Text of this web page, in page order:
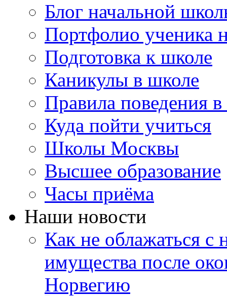
Блог начальной
Портфолио ученика
Подготовка к школе
Каникулы в школе
Правила поведения
Куда пойти учиться
Школы Москвы
Высшее образование
Часы приёма
Наши новости
Как не облажаться с
имущества после
Норвегию